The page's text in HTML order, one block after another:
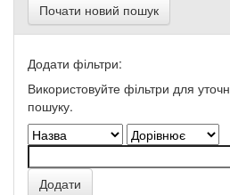
Почати новий пошук
Додати фільтри:
Використовуйте фільтри для
пошуку.